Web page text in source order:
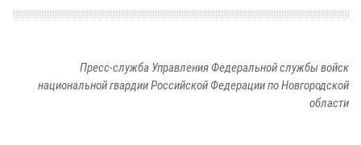
Пресс-служба Управления Федеральной службы войск
национальной гвардии Российской Федерации по Новгородской
области